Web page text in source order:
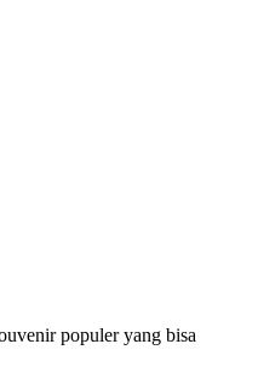
populer yang bisa